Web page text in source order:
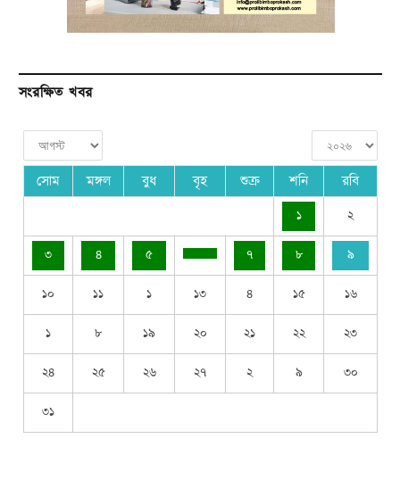
সংরক্ষিত খবর
সোম মঙ্গল বুধ বৃহ শুক্র শনি রবি
১ ২
৩ ৪ ৫ ৭ ৮ ৯
১০ ১১ ১ ১৩ ৪ ১৫ ১৬
১ ৮ ১৯ ২০ ২১ ২২ ২৩
২৪ ২৫ ২৬ ২৭ ২ ৯ ৩০
৩১